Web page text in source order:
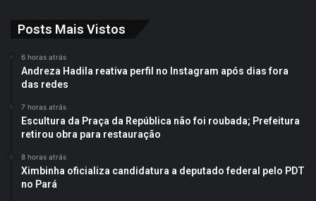
Posts Mais Vistos
6 horas atrás
Andreza Hadila reativa perfil no Instagram após dias fora
das redes
7 horas atrás
Escultura da Praça da República não foi roubada; Prefeitura
retirou obra para restauração
8 horas atrás
Ximbinha oficializa candidatura a deputado federal pelo PDT
no Pará